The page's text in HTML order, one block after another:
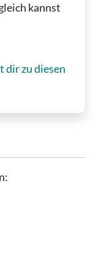
kannst
dir zu diesen